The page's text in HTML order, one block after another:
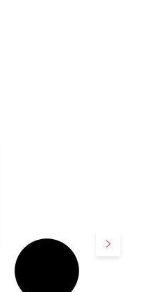
Suivant